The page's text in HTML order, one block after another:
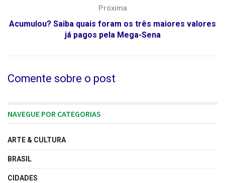
Próxima
Acumulou? Saiba quais foram os três maiores valores
já pagos pela Mega-Sena
Comente sobre o post
NAVEGUE POR CATEGORIAS
ARTE & CULTURA
BRASIL
CIDADES